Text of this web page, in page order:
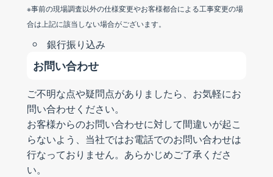
※事前の現場調査以外の仕様変更やお客様都合による工事変更の場
合は上記に該当しない場合がございます。
銀行振り込み
お問い合わせ
ご不明な点や疑問点がありましたら、お気軽にお
問い合わせください。
お客様からのお問い合わせに対して間違いが起こ
らないよう、当社ではお電話でのお問い合わせは
行なっておりません。あらかじめご了承くださ
い。